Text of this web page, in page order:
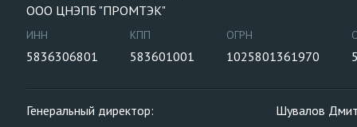
ООО ЦНЭПБ "ПРОМТЭК"
ИНН
5836306801
КПП
583601001
ОГРН
1025801361970
Генеральный директор:
Шувалов